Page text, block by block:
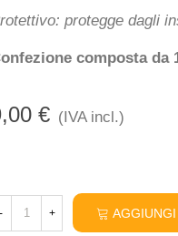
protegge dagli
composta da
€ (IVA incl.)
- +